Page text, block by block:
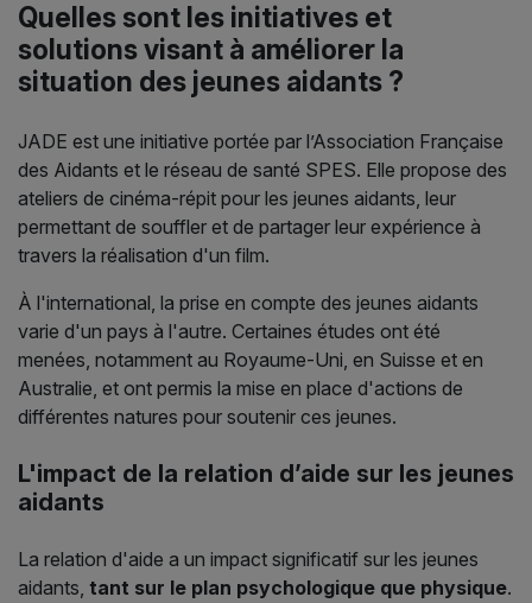
Quelles sont les initiatives et
solutions visant à améliorer la
situation des jeunes aidants ?
JADE est une initiative portée par l’Association Française
des Aidants et le réseau de santé SPES. Elle propose des
ateliers de cinéma-répit pour les jeunes aidants, leur
permettant de souffler et de partager leur expérience à
travers la réalisation d'un film.
À l'international, la prise en compte des jeunes aidants
varie d'un pays à l'autre. Certaines études ont été
menées, notamment au Royaume-Uni, en Suisse et en
Australie, et ont permis la mise en place d'actions de
différentes natures pour soutenir ces jeunes.
L'impact de la relation d’aide sur les jeunes
aidants
La relation d'aide a un impact significatif sur les jeunes
aidants, tant sur le plan psychologique que physique.